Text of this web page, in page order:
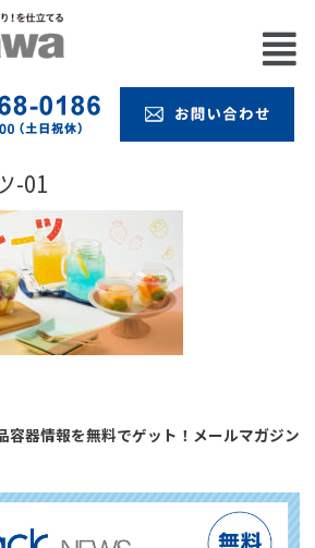
-01
器情報を無料でゲット！メールマガジン